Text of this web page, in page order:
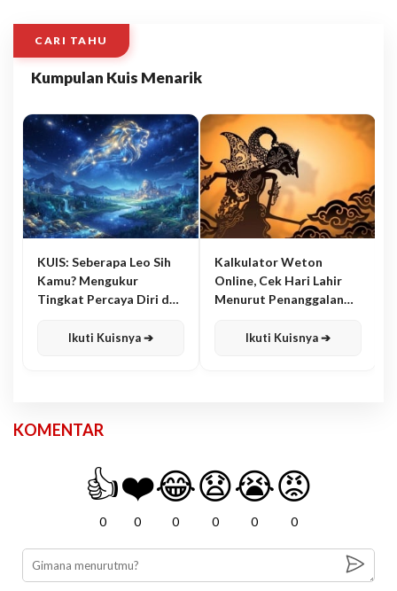
CARI TAHU
Kumpulan Kuis Menarik
KUIS: Seberapa Leo Sih
Kamu? Mengukur
Tingkat Percaya Diri dan
Ikuti Kuisnya ➔
Kalkulator Weton
Online, Cek Hari Lahir
Menurut Penanggalan
Ikuti Kuisnya ➔
KOMENTAR
👍
0
❤️
0
😂
0
😧
0
😭
0
😡
0